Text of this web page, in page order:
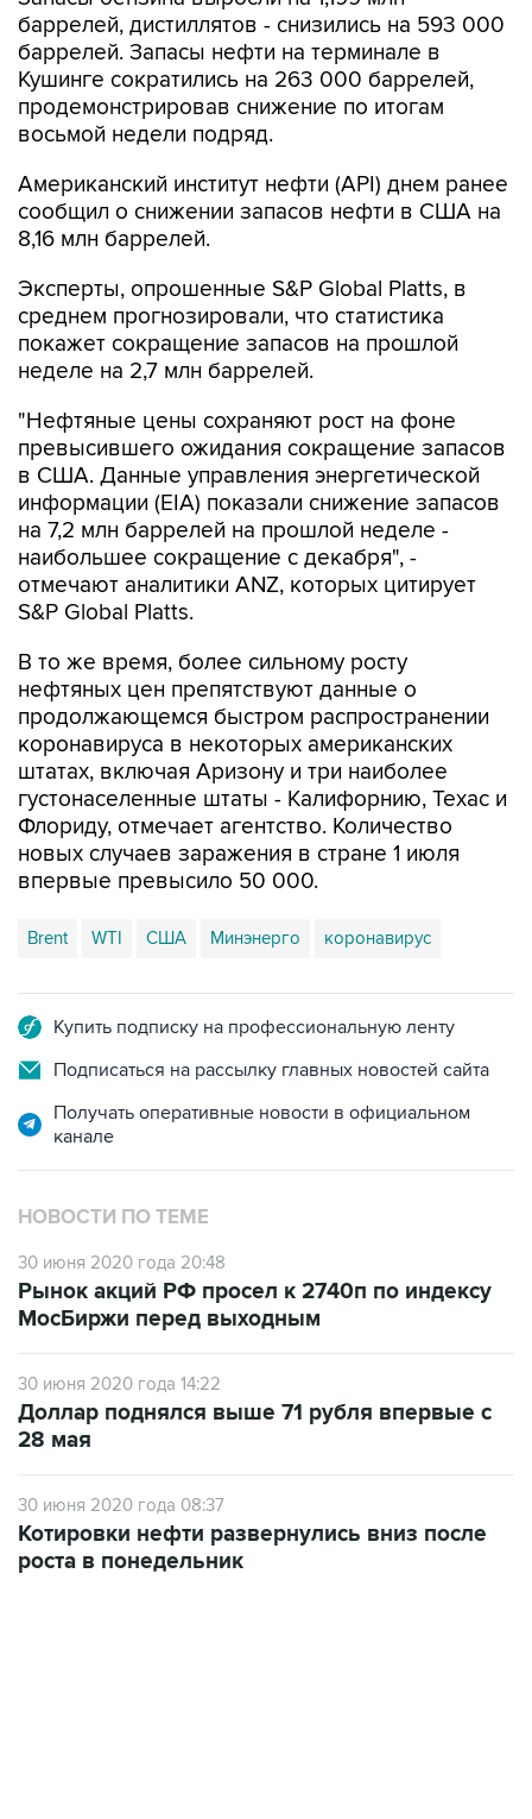
баррелей, дистиллятов - снизились на 593 000
баррелей. Запасы нефти на терминале в
Кушинге сократились на 263 000 баррелей,
продемонстрировав снижение по итогам
восьмой недели подряд.
Американский институт нефти (API) днем ранее
сообщил о снижении запасов нефти в США на
8,16 млн баррелей.
Эксперты, опрошенные S&P Global Platts, в
среднем прогнозировали, что статистика
покажет сокращение запасов на прошлой
неделе на 2,7 млн баррелей.
"Нефтяные цены сохраняют рост на фоне
превысившего ожидания сокращение запасов
в США. Данные управления энергетической
информации (EIA) показали снижение запасов
на 7,2 млн баррелей на прошлой неделе -
наибольшее сокращение с декабря", -
отмечают аналитики ANZ, которых цитирует
S&P Global Platts.
В то же время, более сильному росту
нефтяных цен препятствуют данные о
продолжающемся быстром распространении
коронавируса в некоторых американских
штатах, включая Аризону и три наиболее
густонаселенные штаты - Калифорнию, Техас и
Флориду, отмечает агентство. Количество
новых случаев заражения в стране 1 июля
впервые превысило 50 000.
Brent WTI США Минэнерго коронавирус
Купить подписку на профессиональную ленту
Подписаться на рассылку главных новостей сайта
Получать оперативные новости в официальном
канале
НОВОСТИ ПО ТЕМЕ
30 июня 2020 года 20:48
Рынок акций РФ просел к 2740п по индексу
МосБиржи перед выходным
30 июня 2020 года 14:22
Доллар поднялся выше 71 рубля впервые с
28 мая
30 июня 2020 года 08:37
Котировки нефти развернулись вниз после
роста в понедельник